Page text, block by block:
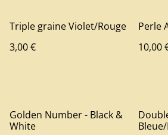
Triple graine Violet/Rouge
3,00 €
Perle
10,00
Golden Number - Black &
White